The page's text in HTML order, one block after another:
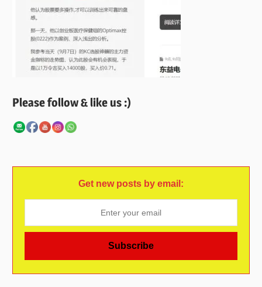
Please follow & like us :)
Get new posts by email: